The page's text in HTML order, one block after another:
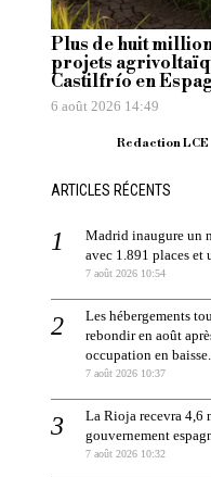
Plus de huit
projets
Castilfrío en
6 août 2026 14:49
Redaction LCE
ARTICLES RÉCENTS
Madrid inaugure un
avec 1.891 places et
7 août 2026 10:54
Les hébergements
rebondir en août
occupation en baisse.
7 août 2026 10:37
La Rioja recevra 4,6
gouvernement
7 août 2026 10:32